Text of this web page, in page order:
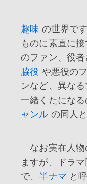
趣味 の世界で
ものに素直に
のファン、役
脇役 や悪役の
ンなど、異な
一緒くたにな
ャンル の同人
なお実在人
ますが、ドラ
で、半ナマ と